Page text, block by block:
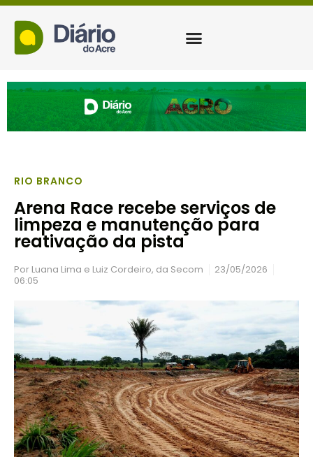
RIO BRANCO
Arena Race recebe serviços de
limpeza e manutenção para
reativação da pista
Por Luana Lima e Luiz Cordeiro, da Secom
23/05/2026
06:05